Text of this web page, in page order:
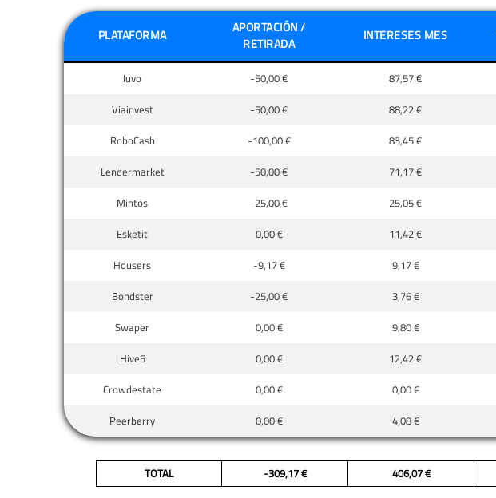
PLATAFORMA
APORTACIÓN /
RETIRADA
INTERESES MES
Iuvo -50,00 € 87,57 €
Viainvest
-50,00 € 88,22 €
RoboCash
-100,00 € 83,45 €
Lendermarket
-50,00 € 71,17 €
Mintos
-25,00 € 25,05 €
Esketit
0,00 € 11,42 €
Housers
-9,17 € 9,17 €
Bondster
-25,00 € 3,76 €
Swaper
0,00 € 9,80 €
Hive5
0,00 € 12,42 €
Crowdestate
0,00 € 0,00 €
Peerberry
0,00 € 4,08 €
TOTAL -309,17 € 406,07 €